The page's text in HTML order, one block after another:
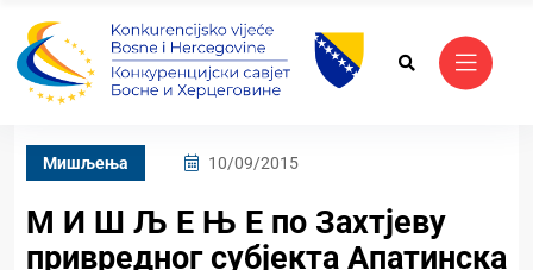
Mишљења 10/09/2015
М И Ш Љ Е Њ Е по Захтјеву
привредног субјекта Апатинска